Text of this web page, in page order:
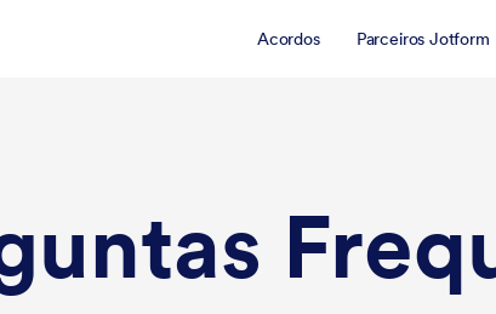
Acordos Parceiros Jotform